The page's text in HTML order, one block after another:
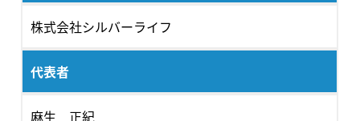
株式会社シルバーライフ
代表者
麻生 正紀